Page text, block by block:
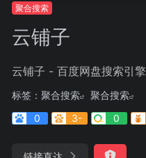
聚合搜索
云铺子
云铺子 - 百度网盘搜索引擎
标签： 聚合搜索
聚合搜索
0
3- 0